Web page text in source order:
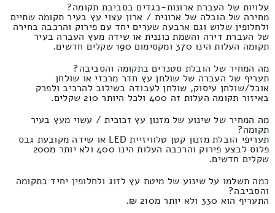
עלויות של העברת ארונות-בגדים בסביבת תקומה?
מחירה של הובלה של ארונית / ארון עצוי עץ בעיר תקומה שתיים
ולחלופין שלוש וגם ארבעה שערים יחד עם פירוק והרכבה בחירה
של העברת דירה והשמת כוננית או שידה מעץ העברה בעיר
תקומה העלות הינו 370 ומקסימום 190 שקלים חדשים.
מה המחיר של הובלת סטנדים בתקומה והסביבה?
תעריף של העברה של שולחן עץ חדר מרכזי או שולחן
אוכל/שולחן עיסוק, שולחן לעבודה בשילוב להרכיב ולפרק
באיזור תקומה העלות זה 400 ולכל היותר 210 שקלים.
מה המחיר של שינוע של מזנון עץ זכוכית / עשוי מעץ בעיר
תקומה?
תעריפי הובלת מזנון קטן טלוויזיית LED או שידה מקובעת גבס
פלוס לבצע פירוק והרכבה העלות הינו 400 ולא יותר מ200
שקלים חדשים.
כמה תשלמו על שינוע של מיטת עץ לזוג ולחלופין יחיד בתקומה
והסביבה?
התעריף הוא 330 ולא יותר מ210 ₪.